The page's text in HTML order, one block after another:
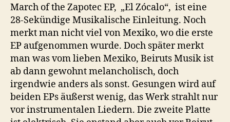
March of the Zapotec EP, „El Zócalo“, ist eine
28-Sekündige Musikalische Einleitung. Noch
merkt man nicht viel von Mexiko, wo die erste
EP aufgenommen wurde. Doch später merkt
man was vom lieben Mexiko, Beiruts Musik ist
ab dann gewohnt melancholisch, doch
irgendwie anders als sonst. Gesungen wird auf
beiden EPs äußerst wenig, das Werk strahlt nur
vor instrumentalen Liedern. Die zweite Platte